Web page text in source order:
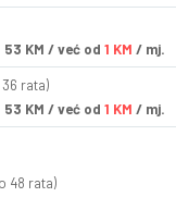
53 KM / već od 1 KM / mj.
rata)
53 KM / već od 1 KM / mj.
48 rata)